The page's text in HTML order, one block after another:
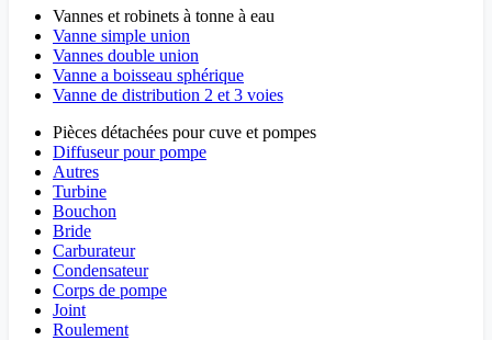
Vannes et robinets à tonne à eau
Vanne simple union
Vannes double union
Vanne a boisseau sphérique
Vanne de distribution 2 et 3 voies
Pièces détachées pour cuve et pompes
Diffuseur pour pompe
Autres
Turbine
Bouchon
Bride
Carburateur
Condensateur
Corps de pompe
Joint
Roulement